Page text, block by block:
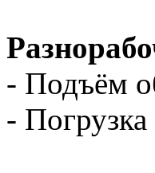
- Подъём
- Погрузка